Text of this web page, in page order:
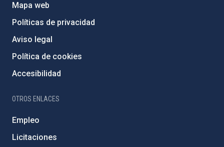
Mapa web
Políticas de privacidad
Aviso legal
Política de cookies
Accesibilidad
OTROS ENLACES
Empleo
Licitaciones